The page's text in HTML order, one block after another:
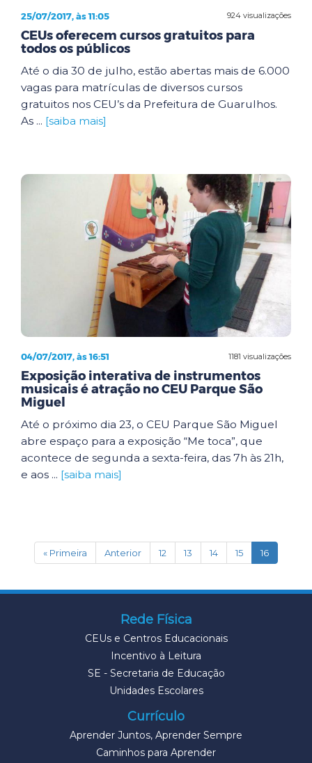
924 visualizações
25/07/2017, às 11:05
CEUs oferecem cursos gratuitos para
todos os públicos
Até o dia 30 de julho, estão abertas mais de 6.000
vagas para matrículas de diversos cursos
gratuitos nos CEU’s da Prefeitura de Guarulhos.
As ... [saiba mais]
1181 visualizações
04/07/2017, às 16:51
Exposição interativa de instrumentos
musicais é atração no CEU Parque São
Miguel
Até o próximo dia 23, o CEU Parque São Miguel
abre espaço para a exposição “Me toca”, que
acontece de segunda a sexta-feira, das 7h às 21h,
e aos ... [saiba mais]
« Primeira Anterior 12 13 14 15 16(current)
Rede Física
CEUs e Centros Educacionais
Incentivo à Leitura
SE - Secretaria de Educação
Unidades Escolares
Currículo
Aprender Juntos, Aprender Sempre
Caminhos para Aprender